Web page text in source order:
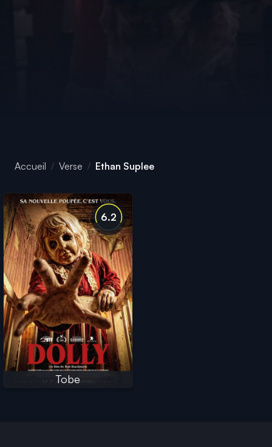
Accueil Verse Ethan Suplee
6.2
Tobe